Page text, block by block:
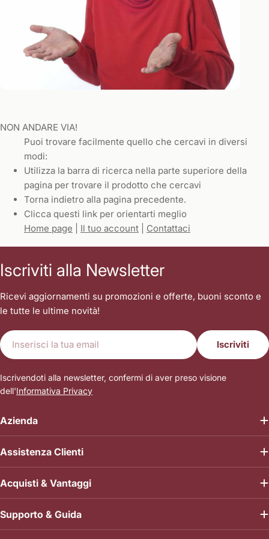
NON ANDARE VIA!
Puoi trovare facilmente quello che cercavi in diversi
modi:
Utilizza la barra di ricerca nella parte superiore della
pagina per trovare il prodotto che cercavi
Torna indietro alla pagina precedente.
Clicca questi link per orientarti meglio
Home page
Il tuo account Contattaci
Azienda
Assistenza Clienti
Acquisti & Vantaggi
Supporto & Guida
Iscriviti alla Newsletter
Ricevi aggiornamenti su promozioni e offerte, buoni sconto e
le tutte le ultime novità!
E-
mail
Iscriviti
Iscrivendoti alla newsletter, confermi di aver preso visione
dell'Informativa Privacy